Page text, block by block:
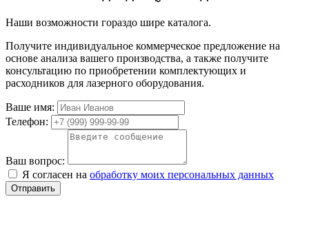
Наши возможности гораздо шире каталога.
Получите индивидуальное коммерческое предложение на
основе анализа вашего производства, а также получите
консультацию по приобретении комплектующих и
расходников для лазерного оборудования.
Ваше имя:
Телефон:
Ваш вопрос:
Я согласен на обработку моих персональных данных
Отправить